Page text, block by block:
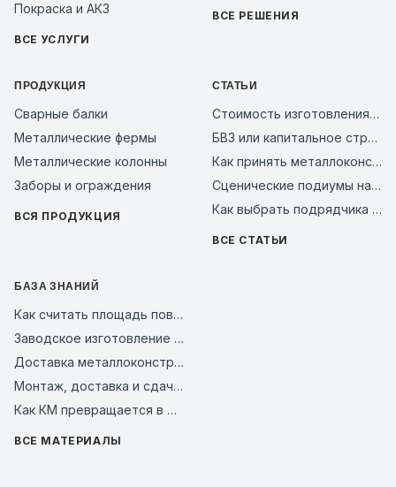
Покраска и АКЗ
ВСЕ УСЛУГИ
ВСЕ РЕШЕНИЯ
ПРОДУКЦИЯ
Сварные балки
Металлические фермы
Металлические колонны
Заборы и ограждения
ВСЯ ПРОДУКЦИЯ
СТАТЬИ
Стоимость изготовления металлоконструкций за тонну в 2026 году: из чего складывается цена и как сравнить предложения заводов
БВЗ или капитальное строительство: сравнение смет 2026
Как принять металлоконструкции на объекте: чек-лист входного контроля и типичные ошибки поставщиков в 2026 году
Сценические подиумы на металлическом каркасе: почему это надежное решение для мероприятий, бизнеса и уличных площадок
Как выбрать подрядчика на металлоконструкции в 2026 году: чек-лист проверки завода перед авансом
ВСЕ СТАТЬИ
БАЗА ЗНАНИЙ
Как считать площадь поверхности металлоконструкций для покраски и АКЗ
Заводское изготовление и контроль качества стальных конструкций
Доставка металлоконструкций на объект: как связать график отгрузки и монтаж
Монтаж, доставка и сдача металлокаркаса
Как КМ превращается в КМД для завода и монтажной площадки
ВСЕ МАТЕРИАЛЫ